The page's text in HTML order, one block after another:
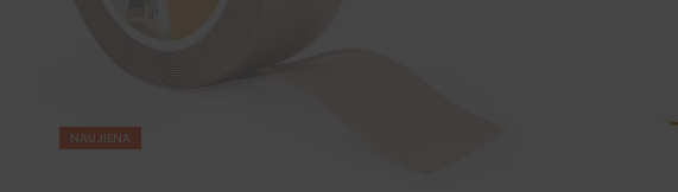
NAUJIENA